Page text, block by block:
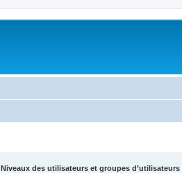
Niveaux des utilisateurs et groupes d’utilisateurs